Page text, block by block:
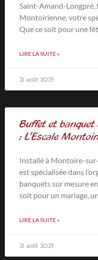
Saint-Amand-Longpré,
Montoirienne, votre
Que ce soit pour une
LIRE LA SUITE »
21 août 2025
Buffet et
: L’Escale
Installé à Montoire-
est spécialisée dans
banquets sur mesure
soit pour un mariage,
LIRE LA SUITE »
21 août 2025